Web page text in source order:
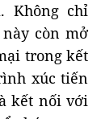
Không chỉ
còn mở
trong kết
xúc tiến
kết nối với